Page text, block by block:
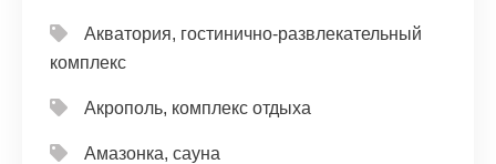
Акватория, гостинично-развлекательный
комплекс
Акрополь, комплекс отдыха
Амазонка, сауна